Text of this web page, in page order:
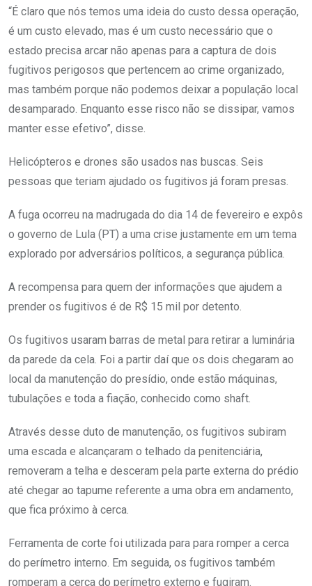
“É claro que nós temos uma ideia do custo dessa operação,
é um custo elevado, mas é um custo necessário que o
estado precisa arcar não apenas para a captura de dois
fugitivos perigosos que pertencem ao crime organizado,
mas também porque não podemos deixar a população local
desamparado. Enquanto esse risco não se dissipar, vamos
manter esse efetivo”, disse.
Helicópteros e drones são usados nas buscas. Seis
pessoas que teriam ajudado os fugitivos já foram presas.
A fuga ocorreu na madrugada do dia 14 de fevereiro e expôs
o governo de Lula (PT) a uma crise justamente em um tema
explorado por adversários políticos, a segurança pública.
A recompensa para quem der informações que ajudem a
prender os fugitivos é de R$ 15 mil por detento.
Os fugitivos usaram barras de metal para retirar a luminária
da parede da cela. Foi a partir daí que os dois chegaram ao
local da manutenção do presídio, onde estão máquinas,
tubulações e toda a fiação, conhecido como shaft.
Através desse duto de manutenção, os fugitivos subiram
uma escada e alcançaram o telhado da penitenciária,
removeram a telha e desceram pela parte externa do prédio
até chegar ao tapume referente a uma obra em andamento,
que fica próximo à cerca.
Ferramenta de corte foi utilizada para para romper a cerca
do perímetro interno. Em seguida, os fugitivos também
romperam a cerca do perímetro externo e fugiram.